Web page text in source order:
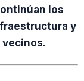
los
y
vecinos.